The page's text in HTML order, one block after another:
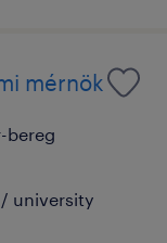
mérnök
bereg
university